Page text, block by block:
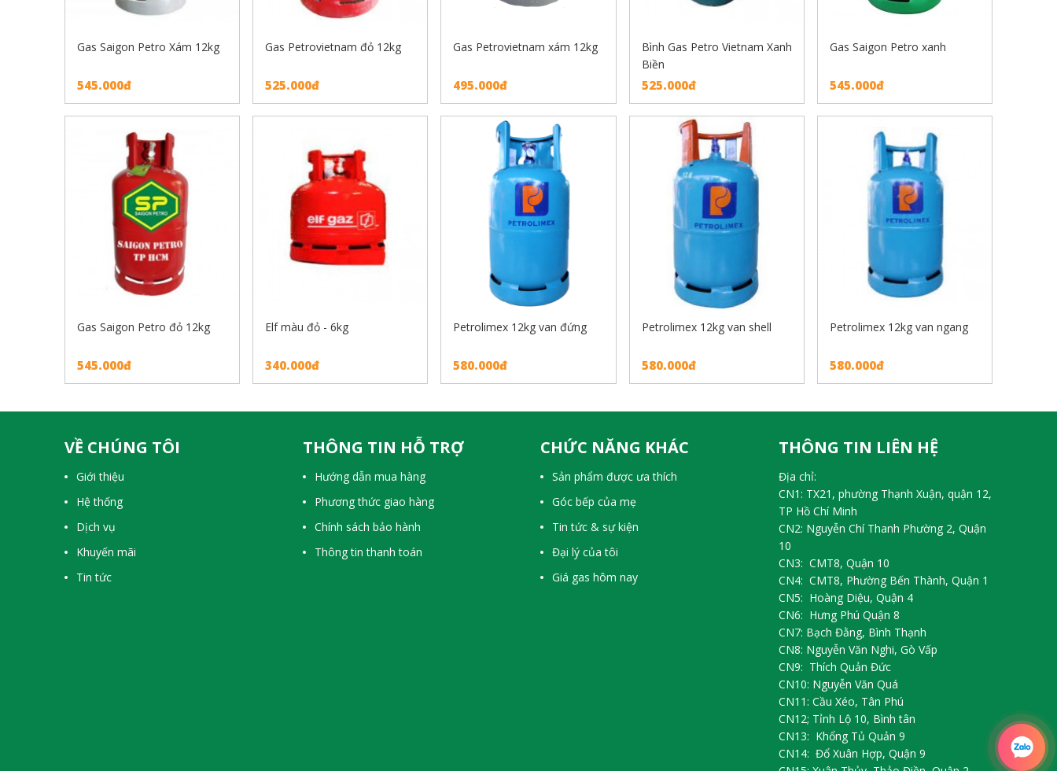
Gas Saigon Petro Xám 12kg
545.000đ
Gas Petrovietnam đỏ 12kg
525.000đ
Gas Petrovietnam xám 12kg
495.000đ
Bình Gas Petro Vietnam Xanh
Biền
525.000đ
Gas Saigon Petro xanh
545.000đ
Gas Saigon Petro đỏ 12kg
545.000đ
Elf màu đỏ - 6kg
340.000đ
Petrolimex 12kg van đứng
580.000đ
Petrolimex 12kg van shell
580.000đ
Petrolimex 12kg van ngang
580.000đ
VỀ CHÚNG TÔI
Giới thiệu
Hệ thống
Dịch vụ
Khuyến mãi
Tin tức
THÔNG TIN HỖ TRỢ
Hướng dẫn mua hàng
Phương thức giao hàng
Chính sách bảo hành
Thông tin thanh toán
CHỨC NĂNG KHÁC
Sản phẩm được ưa thích
Góc bếp của mẹ
Tin tức & sự kiện
Đại lý của tôi
Giá gas hôm nay
THÔNG TIN LIÊN HỆ
Địa chỉ:
CN1: TX21, phường Thạnh Xuận, quận 12,
TP Hồ Chí Minh
CN2: Nguyễn Chí Thanh Phường 2, Quận
10
CN3: CMT8, Quận 10
CN4: CMT8, Phường Bến Thành, Quận 1
CN5: Hoàng Diệu, Quận 4
CN6: Hưng Phú Quận 8
CN7: Bạch Đằng, Bình Thạnh
CN8: Nguyễn Văn Nghi, Gò Vấp
CN9: Thích Quản Đức
CN10: Nguyễn Văn Quá
CN11: Cầu Xéo, Tân Phú
CN12; Tỉnh Lộ 10, Bình tân
CN13: Khổng Tủ Quản 9
CN14: Đổ Xuân Hợp, Quận 9